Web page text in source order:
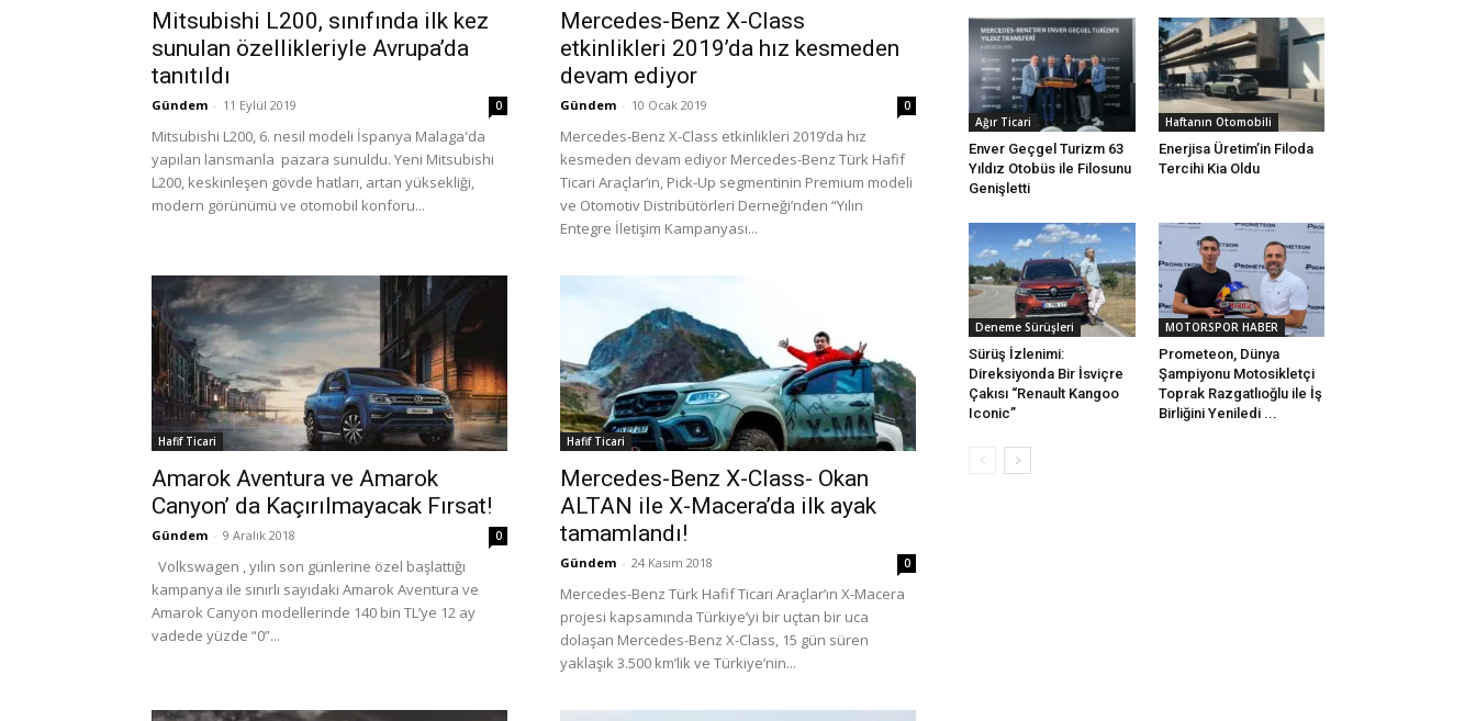
Mitsubishi L200, sınıfında ilk kez
sunulan özellikleriyle Avrupa’da
tanıtıldı
Gündem - 11 Eylül 2019 0
Mitsubishi L200, 6. nesil modeli İspanya Malaga'da
yapılan lansmanla pazara sunuldu. Yeni Mitsubishi
L200, keskinleşen gövde hatları, artan yüksekliği,
modern görünümü ve otomobil konforu...
Mercedes-Benz X-Class
etkinlikleri 2019’da hız kesmeden
devam ediyor
Gündem - 10 Ocak 2019 0
Mercedes-Benz X-Class etkinlikleri 2019’da hız
kesmeden devam ediyor Mercedes-Benz Türk Hafif
Ticari Araçlar’ın, Pick-Up segmentinin Premium modeli
ve Otomotiv Distribütörleri Derneği’nden “Yılın
Entegre İletişim Kampanyası...
Hafif Ticari
Amarok Aventura ve Amarok
Canyon’ da Kaçırılmayacak Fırsat!
Gündem - 9 Aralık 2018 0
Volkswagen , yılın son günlerine özel başlattığı
kampanya ile sınırlı sayıdaki Amarok Aventura ve
Amarok Canyon modellerinde 140 bin TL’ye 12 ay
vadede yüzde “0”...
Hafif Ticari
Mercedes-Benz X-Class- Okan
ALTAN ile X-Macera’da ilk ayak
tamamlandı!
Gündem - 24 Kasım 2018 0
Mercedes-Benz Türk Hafif Ticari Araçlar’ın X-Macera
projesi kapsamında Türkiye’yi bir uçtan bir uca
dolaşan Mercedes-Benz X-Class, 15 gün süren
yaklaşık 3.500 km’lik ve Türkiye’nin...
Ağır Ticari
Enver Geçgel Turizm 63
Yıldız Otobüs ile Filosunu
Genişletti
Haftanın Otomobili
Enerjisa Üretim’in Filoda
Tercihi Kia Oldu
Deneme Sürüşleri
Sürüş İzlenimi:
Direksiyonda Bir İsviçre
Çakısı “Renault Kangoo
Iconic”
MOTORSPOR HABER
Prometeon, Dünya
Şampiyonu Motosikletçi
Toprak Razgatlıoğlu ile İş
Birliğini Yeniledi ...